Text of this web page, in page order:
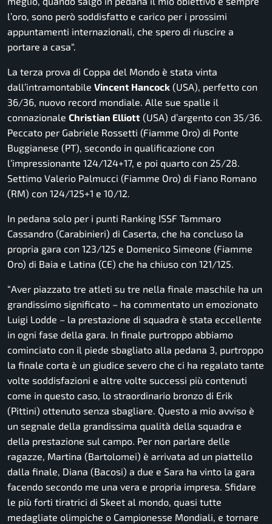
l’oro, sono però soddisfatto e carico per i prossimi
appuntamenti internazionali, che spero di riuscire a
portare a casa“.
La terza prova di Coppa del Mondo è stata vinta
dall’intramontabile Vincent Hancock (USA), perfetto con
36/36, nuovo record mondiale. Alle sue spalle il
connazionale Christian Elliott (USA) d’argento con 35/36.
Peccato per Gabriele Rossetti (Fiamme Oro) di Ponte
Buggianese (PT), secondo in qualificazione con
l’impressionante 124/124+17, e poi quarto con 25/28.
Settimo Valerio Palmucci (Fiamme Oro) di Fiano Romano
(RM) con 124/125+1 e 10/12.
In pedana solo per i punti Ranking ISSF Tammaro
Cassandro (Carabinieri) di Caserta, che ha concluso la
propria gara con 123/125 e Domenico Simeone (Fiamme
Oro) di Baia e Latina (CE) che ha chiuso con 121/125.
“Aver piazzato tre atleti su tre nella finale maschile ha un
grandissimo significato – ha commentato un emozionato
Luigi Lodde – la prestazione di squadra è stata eccellente
in ogni fase della gara. In finale purtroppo abbiamo
cominciato con il piede sbagliato alla pedana 3, purtroppo
la finale corta è un giudice severo che ci ha regalato tante
volte soddisfazioni e altre volte successi più contenuti
come in questo caso, lo straordinario bronzo di Erik
(Pittini) ottenuto senza sbagliare. Questo a mio avviso è
un segnale della grandissima qualità della squadra e
della prestazione sul campo. Per non parlare delle
ragazze, Martina (Bartolomei) è arrivata ad un piattello
dalla finale, Diana (Bacosi) a due e Sara ha vinto la gara
facendo secondo me una vera e propria impresa. Sfidare
le più forti tiratrici di Skeet al mondo, quasi tutte
medagliate olimpiche o Campionesse Mondiali, e tornare